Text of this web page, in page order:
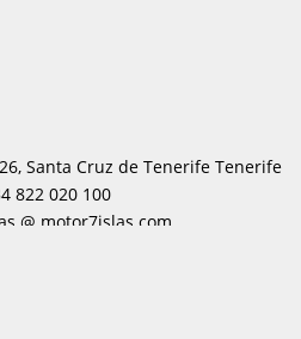
Santa Cruz de Tenerife Tenerife
822 020 100
@ motor7islas.com